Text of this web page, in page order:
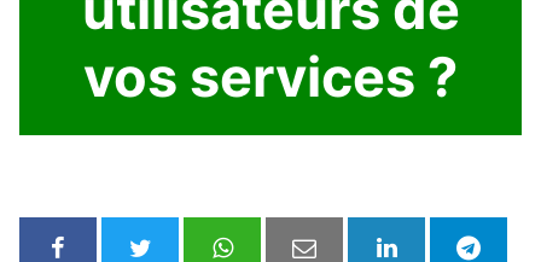
vos services ?